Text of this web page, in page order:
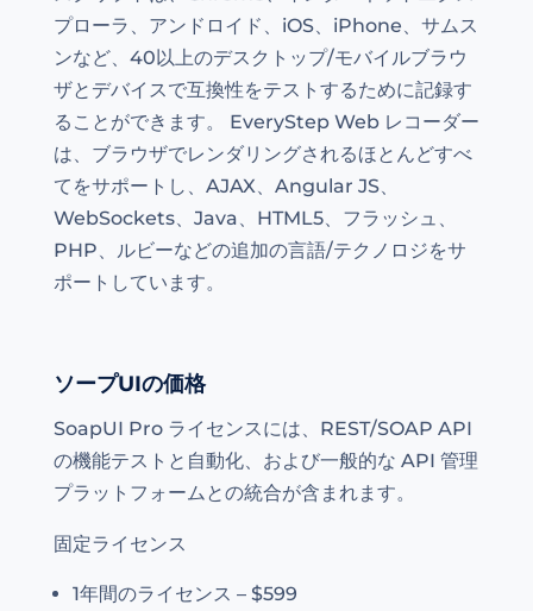
プローラ、アンドロイド、iOS、iPhone、サムス
ンなど、40以上のデスクトップ/モバイルブラウ
ザとデバイスで互換性をテストするために記録す
ることができます。 EveryStep Web レコーダー
は、ブラウザでレンダリングされるほとんどすべ
てをサポートし、AJAX、Angular JS、
WebSockets、Java、HTML5、フラッシュ、
PHP、ルビーなどの追加の言語/テクノロジをサ
ポートしています。
ソープUIの価格
SoapUI Pro ライセンスには、REST/SOAP API
の機能テストと自動化、および一般的な API 管理
プラットフォームとの統合が含まれます。
固定ライセンス
1年間のライセンス – $599